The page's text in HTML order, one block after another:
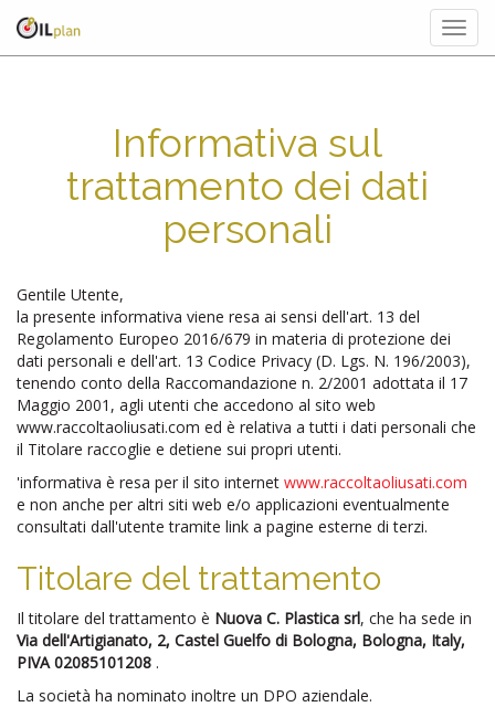
Informativa sul
trattamento dei dati
personali
Gentile Utente,
la presente informativa viene resa ai sensi dell'art. 13 del
Regolamento Europeo 2016/679 in materia di protezione dei
dati personali e dell'art. 13 Codice Privacy (D. Lgs. N. 196/2003),
tenendo conto della Raccomandazione n. 2/2001 adottata il 17
Maggio 2001, agli utenti che accedono al sito web
www.raccoltaoliusati.com ed è relativa a tutti i dati personali che
il Titolare raccoglie e detiene sui propri utenti.
'informativa è resa per il sito internet www.raccoltaoliusati.com
e non anche per altri siti web e/o applicazioni eventualmente
consultati dall'utente tramite link a pagine esterne di terzi.
Titolare del trattamento
Il titolare del trattamento è Nuova C. Plastica srl, che ha sede in
Via dell'Artigianato, 2, Castel Guelfo di Bologna, Bologna, Italy,
PIVA 02085101208 .
La società ha nominato inoltre un DPO aziendale.